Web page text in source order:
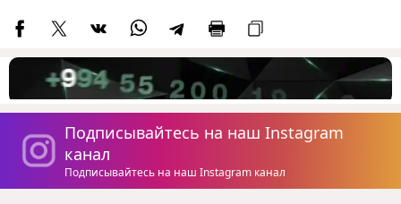
Подписывайтесь на наш Instagram
канал
Подписывайтесь на наш Instagram канал